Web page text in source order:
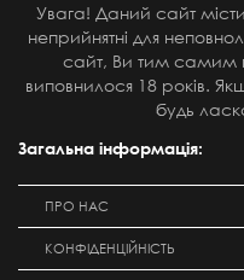
Увага! Даний сайт
неприйнятні для
сайт, Ви тим самим
виповнилося 18 років.
будь
Загальна інформація:
ПРО НАС
КОНФІДЕНЦІЙНІСТЬ